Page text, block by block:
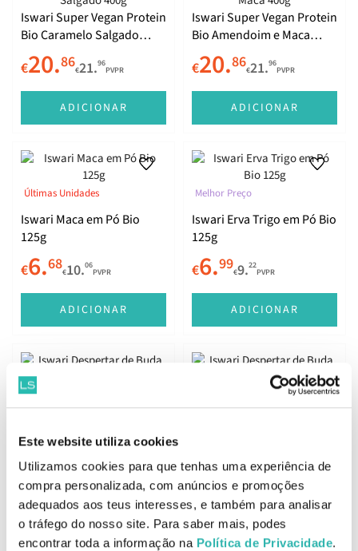
Este website utiliza cookies
Utilizamos cookies para que tenhas uma experiência de
compra personalizada, com anúncios e promoções
adequados aos teus interesses, e também para analisar
o tráfego do nosso site. Para saber mais, podes
encontrar toda a informação na Política de Privacidade.
Iswari Super Vegan Protein
Bio Caramelo Salgado
400g
€20.86€21.96
PVPR
ADICIONAR
Iswari Super Vegan Protein
Bio Amendoim e Maca
400g
€20.86€21.96
PVPR
ADICIONAR
Últimas Unidades
Iswari Maca em Pó Bio
125g
€6.68€10.06
PVPR
ADICIONAR
Melhor Preço
Iswari Erva Trigo em Pó Bio
125g
€6.99€9.22
PVPR
ADICIONAR
Melhor Preço
Iswari Despertar de Buda
360g
€9.97 €12.29
PVPR
ADICIONAR
Melhor Preço
360g
€11. 67€12.29
PVPR
ADICIONAR